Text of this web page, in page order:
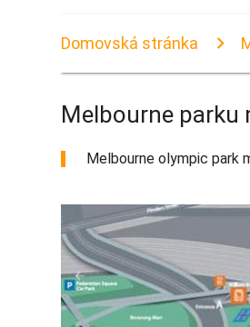
Domovská stránka
Melbourne parku
Melbourne olympic park